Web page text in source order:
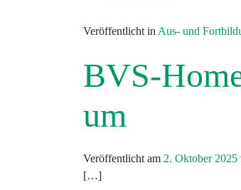
Veröffentlicht in Aus- und
BVS-
um
Veröffentlicht am 2. Oktober 2025
[…]